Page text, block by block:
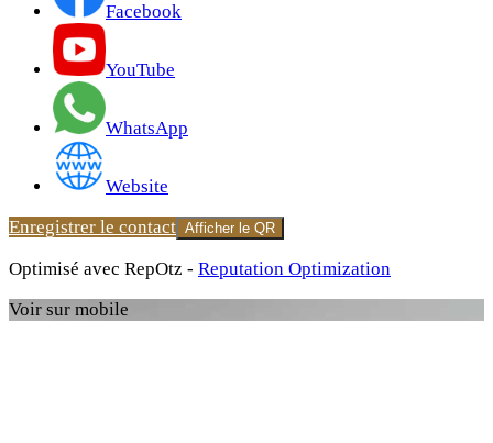
Facebook
YouTube
WhatsApp
Website
Enregistrer le contact Afficher le QR
Optimisé avec RepOtz - Reputation Optimization
Voir sur mobile